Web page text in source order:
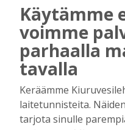
kertaa 2 500 euroa ja
edellisvuosien tapaan
Puuhamiehiin kuuluva
lupasi, että ensikin
järjestää.
Hän sanoi olevansa
Turpaanvetotalakoot
saavuttanut vankan
Käytämme
voimme
parhaalla
tavalla
Keräämme
laitetunnisteita.
tarjota sinulle